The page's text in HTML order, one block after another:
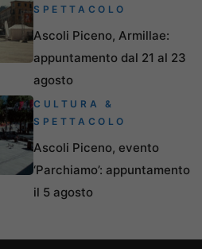
SPETTACOLO
Ascoli Piceno, Armillae:
appuntamento dal 21 al 23
agosto
CULTURA &
SPETTACOLO
Ascoli Piceno, evento
‘Parchiamo’: appuntamento
il 5 agosto